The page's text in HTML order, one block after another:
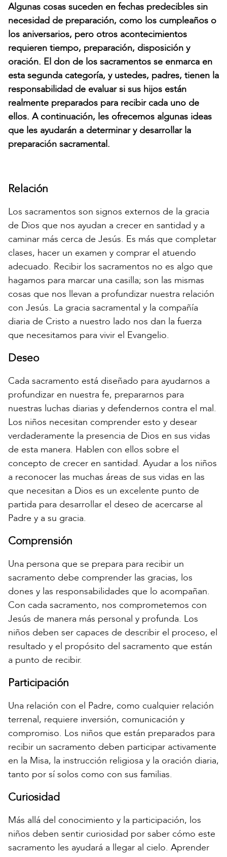
Algunas cosas suceden en fechas predecibles sin
necesidad de preparación, como los cumpleaños o
los aniversarios, pero otros acontecimientos
requieren tiempo, preparación, disposición y
oración. El don de los sacramentos se enmarca en
esta segunda categoría, y ustedes, padres, tienen la
responsabilidad de evaluar si sus hijos están
realmente preparados para recibir cada uno de
ellos. A continuación, les ofrecemos algunas ideas
que les ayudarán a determinar y desarrollar la
preparación sacramental.
Relación
Los sacramentos son signos externos de la gracia
de Dios que nos ayudan a crecer en santidad y a
caminar más cerca de Jesús. Es más que completar
clases, hacer un examen y comprar el atuendo
adecuado. Recibir los sacramentos no es algo que
hagamos para marcar una casilla; son las mismas
cosas que nos llevan a profundizar nuestra relación
con Jesús. La gracia sacramental y la compañía
diaria de Cristo a nuestro lado nos dan la fuerza
que necesitamos para vivir el Evangelio.
Deseo
Cada sacramento está diseñado para ayudarnos a
profundizar en nuestra fe, prepararnos para
nuestras luchas diarias y defendernos contra el mal.
Los niños necesitan comprender esto y desear
verdaderamente la presencia de Dios en sus vidas
de esta manera. Hablen con ellos sobre el
concepto de crecer en santidad. Ayudar a los niños
a reconocer las muchas áreas de sus vidas en las
que necesitan a Dios es un excelente punto de
partida para desarrollar el deseo de acercarse al
Padre y a su gracia.
Comprensión
Una persona que se prepara para recibir un
sacramento debe comprender las gracias, los
dones y las responsabilidades que lo acompañan.
Con cada sacramento, nos comprometemos con
Jesús de manera más personal y profunda. Los
niños deben ser capaces de describir el proceso, el
resultado y el propósito del sacramento que están
a punto de recibir.
Participación
Una relación con el Padre, como cualquier relación
terrenal, requiere inversión, comunicación y
compromiso. Los niños que están preparados para
recibir un sacramento deben participar activamente
en la Misa, la instrucción religiosa y la oración diaria,
tanto por sí solos como con sus familias.
Curiosidad
Más allá del conocimiento y la participación, los
niños deben sentir curiosidad por saber cómo este
sacramento les ayudará a llegar al cielo. Aprender